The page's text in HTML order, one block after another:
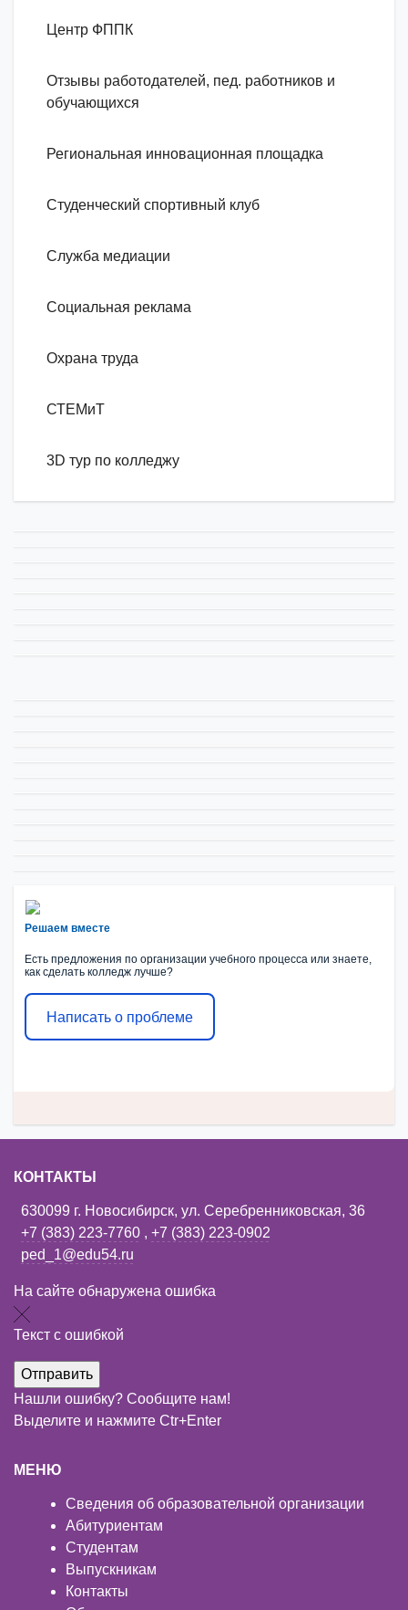
Центр ФППК
Отзывы работодателей, пед. работников и
обучающихся
Региональная инновационная площадка
Студенческий спортивный клуб
Служба медиации
Социальная реклама
Охрана труда
СТЕМиТ
3D тур по колледжу
Решаем вместе
Есть предложения по организации учебного процесса или знаете,
как сделать колледж лучше?
Написать о проблеме
КОНТАКТЫ
630099 г. Новосибирск, ул. Серебренниковская, 36
+7 (383) 223-7760 , +7 (383) 223-0902
ped_1@edu54.ru
На сайте обнаружена ошибка
Текст с ошибкой
Нашли ошибку? Сообщите нам!
Выделите и нажмите Ctr+Enter
МЕНЮ
Сведения об образовательной организации
Абитуриентам
Студентам
Выпускникам
Контакты